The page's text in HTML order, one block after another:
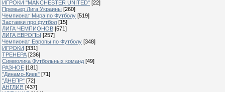
ИГРОКИ "MANCHESTER UNITED" [22]
Премьер Лига Украины [260]
Чемпионат Мира по Футболу [519]
Заставки про футбол [15]
ЛИГА ЧЕМПИОНОВ [571]
ЛИГА ЕВРОПЫ [257]
Чемпионат Европы по Футболу [348]
ИГРОКИ [331]
ТРЕНЕРА [236]
Символика Футбольных команд [49]
РАЗНОЕ [181]
"Динамо-Киев" [71]
"ДНЕПР" [72]
АНГЛИЯ [437]